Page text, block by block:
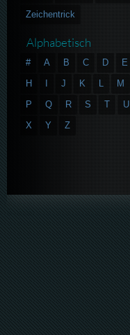
Zeichentrick
Alphabetisch
# A B C D E
H
J K L M
P
Q R S T U
X
Y Z